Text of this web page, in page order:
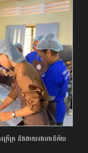
រីក្រ ​និង​ងាយ​រង​ហានិភ័យ​